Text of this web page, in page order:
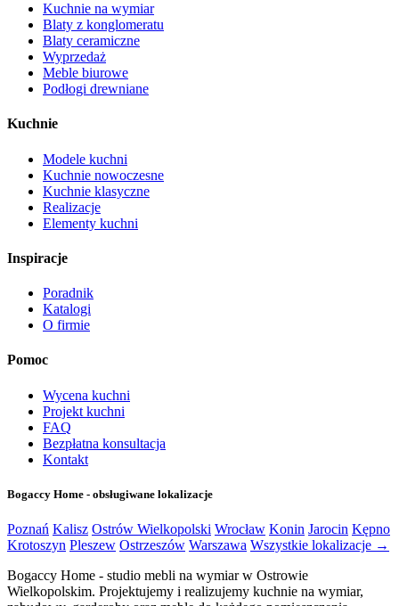
Kuchnie na wymiar
Blaty z konglomeratu
Blaty ceramiczne
Wyprzedaż
Meble biurowe
Podłogi drewniane
Kuchnie
Modele kuchni
Kuchnie nowoczesne
Kuchnie klasyczne
Realizacje
Elementy kuchni
Inspiracje
Poradnik
Katalogi
O firmie
Pomoc
Wycena kuchni
Projekt kuchni
FAQ
Bezpłatna konsultacja
Kontakt
Bogaccy Home - obsługiwane lokalizacje
Poznań Kalisz Ostrów Wielkopolski Wrocław Konin Jarocin Kępno
Krotoszyn Pleszew Ostrzeszów Warszawa Wszystkie lokalizacje →
Bogaccy Home - studio mebli na wymiar w Ostrowie
Wielkopolskim. Projektujemy i realizujemy kuchnie na wymiar,